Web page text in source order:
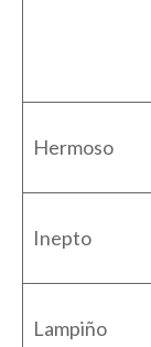
Hermoso
Inepto
Lampiño